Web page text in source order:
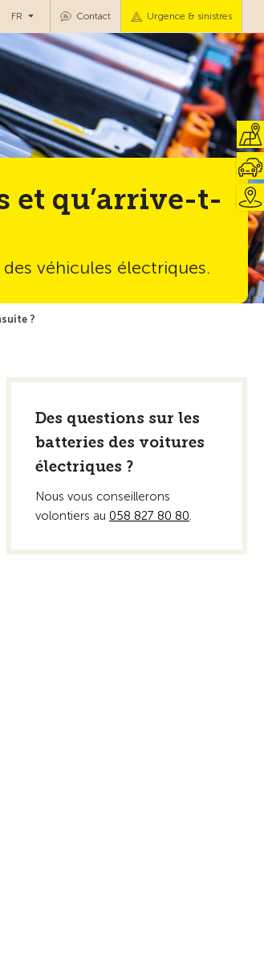
Contact Urgence & sinistres
FR
et qu’arrive-t-
véhicules électriques.
?
Des questions sur les
batteries des voitures
électriques ?
Nous vous conseillerons
volontiers au 058 827 80 80.